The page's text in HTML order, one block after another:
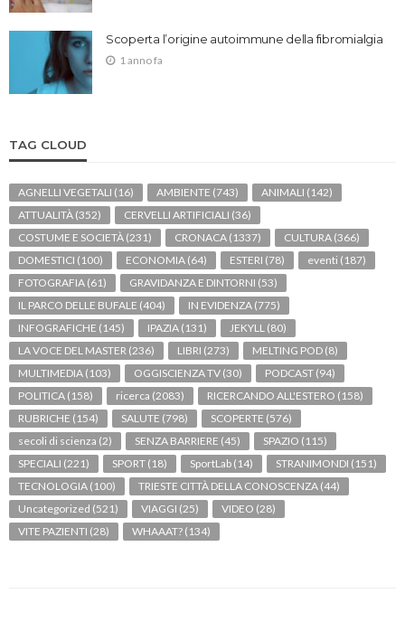
Scoperta l’origine autoimmune della fibromialgia
1 anno fa
TAG CLOUD
AGNELLI VEGETALI (16) AMBIENTE (743) ANIMALI (142)
ATTUALITÀ (352) CERVELLI ARTIFICIALI (36)
COSTUME E SOCIETÀ (231) CRONACA (1337) CULTURA (366)
DOMESTICI (100) ECONOMIA (64) ESTERI (78) eventi (187)
FOTOGRAFIA (61) GRAVIDANZA E DINTORNI (53)
IL PARCO DELLE BUFALE (404) IN EVIDENZA (775)
INFOGRAFICHE (145) IPAZIA (131) JEKYLL (80)
LA VOCE DEL MASTER (236) LIBRI (273) MELTING POD (8)
MULTIMEDIA (103) OGGISCIENZA TV (30) PODCAST (94)
POLITICA (158) ricerca (2083) RICERCANDO ALL'ESTERO (158)
RUBRICHE (154) SALUTE (798) SCOPERTE (576)
secoli di scienza (2) SENZA BARRIERE (45) SPAZIO (115)
SPECIALI (221) SPORT (18) SportLab (14) STRANIMONDI (151)
TECNOLOGIA (100) TRIESTE CITTÀ DELLA CONOSCENZA (44)
Uncategorized (521) VIAGGI (25) VIDEO (28)
VITE PAZIENTI (28) WHAAAT? (134)